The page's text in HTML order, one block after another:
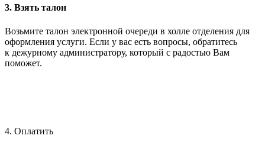
3. Взять талон
Возьмите талон электронной очереди в холле отделения для
оформления услуги. Если у вас есть вопросы, обратитесь
к дежурному администратору, который с радостью Вам
поможет.
4. Оплатить